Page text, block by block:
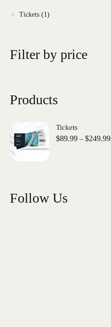
Tickets 1
Filter by price
Products
Tickets
$89.99 – $249.99
Follow Us